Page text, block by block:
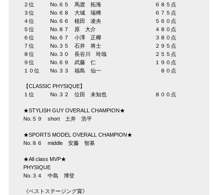
２位 No.６５ 馬渡 拓海 ６８５点
３位 No.６８ 大城 瑞稀 ６７５点
４位 No.６６ 植田 凌央 ５６０点
５位 No.８７ 原 大介 ４８０点
６位 No.６７ 小澤 正椰 ３８０点
７位 No.３５ 石井 将士 ２９５点
８位 No.３０ 長谷川 玲哉 ２５５点
９位 No.６９ 武藤 仁 １９０点
１０位 No.３３ 福島 仙一 ８０点
【CLASSIC PHYSIQUE】
１位 No.３２ 位田 未知也 ８００点
★STYLISH GUY OVERALL CHAMPION★
No.５９ short 土井 浩平
★SPORTS MODEL OVERALL CHAMPION★
No.８６ middle 安藤 智基
★All class MVP★
PHYSIQUE
No.３４ 中島 博登
《ベストステージング賞》